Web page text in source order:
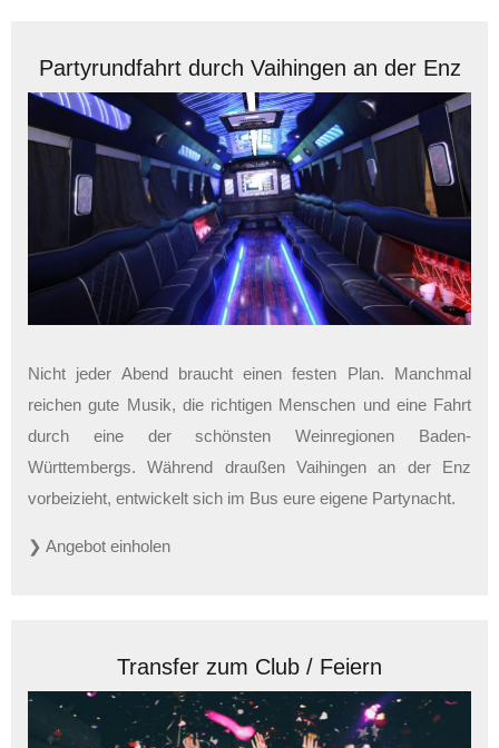
Partyrundfahrt durch Vaihingen an der Enz
Nicht jeder Abend braucht einen festen Plan. Manchmal
reichen gute Musik, die richtigen Menschen und eine Fahrt
durch eine der schönsten Weinregionen Baden-
Württembergs. Während draußen Vaihingen an der Enz
vorbeizieht, entwickelt sich im Bus eure eigene Partynacht.
❯ Angebot einholen
Transfer zum Club / Feiern